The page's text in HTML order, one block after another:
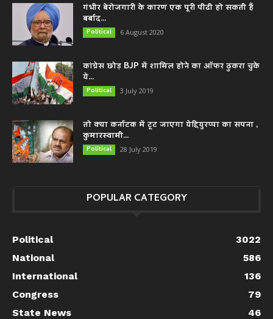
गंभीर बेरोजगारी के कारण एक पूरी पीढी हो सकती हैं
बर्बाद...
Political 6 August 2020
कांग्रेस छोड़ BJP में शामिल होने का ऑफर ठुकरा चुके
ये...
Political 3 July 2019
तो क्या कर्नाटक में टूट जाएगा येद्दियुरप्पा का सपना ,
कुमारस्वामी...
Political 28 July 2019
POPULAR CATEGORY
Political
3022
National
586
International
136
Congress
79
State News
46